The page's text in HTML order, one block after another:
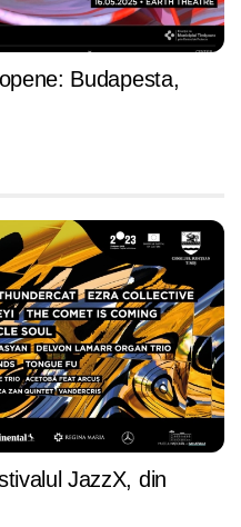
Budapesta,
JazzX, din